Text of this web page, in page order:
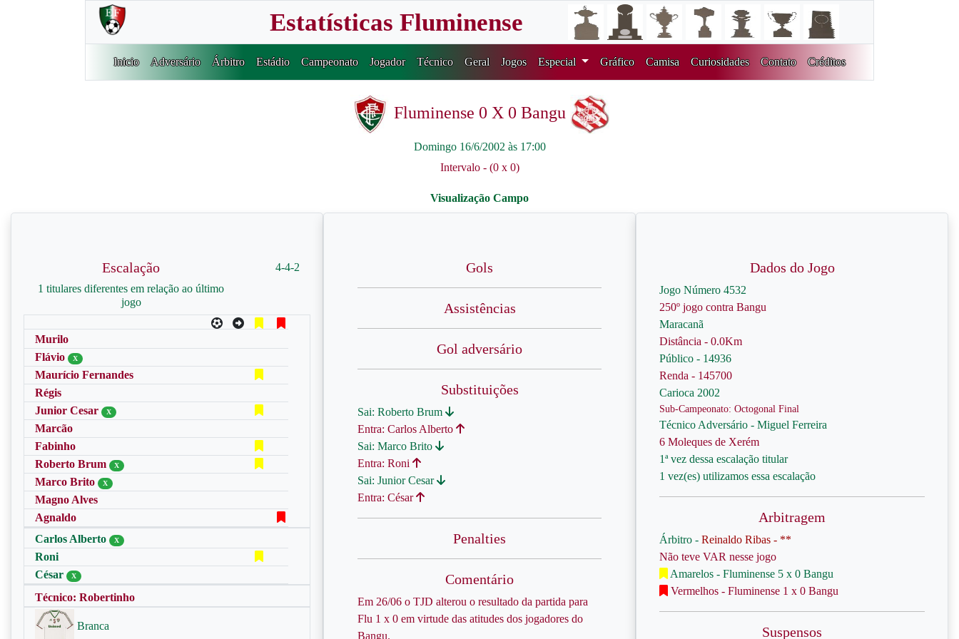
Estatísticas Fluminense
Inicio Adversário Árbitro Estádio Campeonato Jogador Técnico Geral Jogos Especial Gráfico Camisa Curiosidades Contato Créditos
Fluminense 0 X 0 Bangu
Domingo 16/6/2002 às 17:00
Intervalo - (0 x 0)
Escalação
1 titulares diferentes em relação ao último
jogo
4-4-2
Murilo
Flávio
X
Maurício Fernandes
Régis
Junior Cesar
X
Marcão
Fabinho
Roberto Brum
X
Marco Brito X
Magno Alves
Agnaldo
Carlos Alberto
X
Roni
César
X
Técnico: Robertinho
Branca
Gols
Assistências
Gol adversário
Substituições
Sai: Roberto Brum
Entra: Carlos Alberto
Sai: Marco Brito
Entra: Roni
Sai: Junior Cesar
Entra: César
Penalties
Comentário
Em 26/06 o TJD alterou o resultado da partida para
Flu 1 x 0 em virtude das atitudes dos jogadores do
Bangu.
Dados do Jogo
Jogo Número 4532
250º jogo contra Bangu
Maracanã
Distância - 0.0Km
Público - 14936
Renda - 145700
Carioca 2002
Sub-Campeonato: Octogonal Final
Técnico Adversário - Miguel Ferreira
6 Moleques de Xerém
1ª vez dessa escalação titular
1 vez(es) utilizamos essa escalação
Arbitragem
Árbitro - Reinaldo Ribas - **
Não teve VAR nesse jogo
Amarelos - Fluminense 5 x 0 Bangu
Vermelhos - Fluminense 1 x 0 Bangu
Suspensos